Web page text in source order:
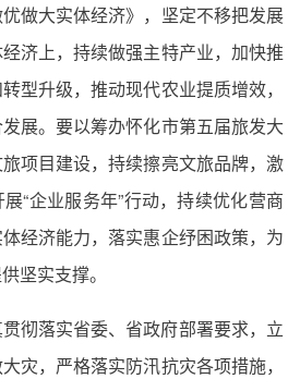
做大实体经济》，坚定不移把发展
济上，持续做强主特产业，加快推
型升级，推动现代农业提质增效，
展。要以筹办怀化市第五届旅发大
项目建设，持续擦亮文旅品牌，激
“企业服务年”行动，持续优化营商
经济能力，落实惠企纾困政策，为
坚实支撑。
彻落实省委、省政府部署要求，立
灾，严格落实防汛抗灾各项措施，